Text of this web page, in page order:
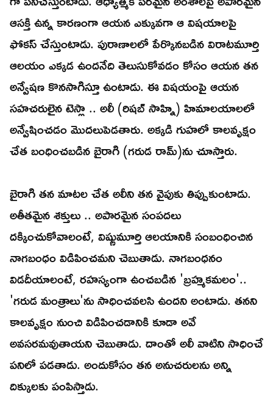
ఆసక్తి ఉన్న కారణంగా ఆయన ఎక్కువగా ఆ విషయాలపై
ఫోకస్ చేస్తుంటాడు. పురాణాలలో పేర్కొనబడిన విరాటమూర్తి
ఆలయం ఎక్కడ ఉందనేది తెలుసుకోవడం కోసం ఆయన తన
అన్వేషణ కొనసాగిస్తూ ఉంటాడు. ఈ విషయంపై ఆయన
సహచరులైన టెస్లా .. అలీ (రిషబ్ సాహ్ని) హిమాలయాలలో
అన్వేషించడం మొదలుపెడతారు. అక్కడి గుహలో కాలవృక్షం
చేత బంధించబడిన బైరాగి (గరుడ రామ్)ను చూస్తారు.
బైరాగి తన మాటల చేత అలీని తన వైపుకు తిప్పుకుంటాడు.
అతీతమైన శక్తులు .. అపారమైన సంపదలు
దక్కించుకోవాలంటే, విష్ణుమూర్తి ఆలయానికి సంబంధించిన
నాగబంధం విడిపించమని చెబుతాడు. నాగబంధనం
విడదీయాలంటే, రహస్యంగా ఉంచబడిన 'బ్రహ్మకమలం'..
'గరుడ మంత్రాలు'ను సాధించవలసి ఉందని అంటాడు. తనని
కాలవృక్షం నుంచి విడిపించడానికి కూడా అవే
అవసరమవుతాయని చెబుతాడు. దాంతో అలీ వాటిని సాధించే
పనిలో పడతాడు. అందుకోసం తన అనుచరులను అన్ని
దిక్కులకు పంపిస్తాడు.